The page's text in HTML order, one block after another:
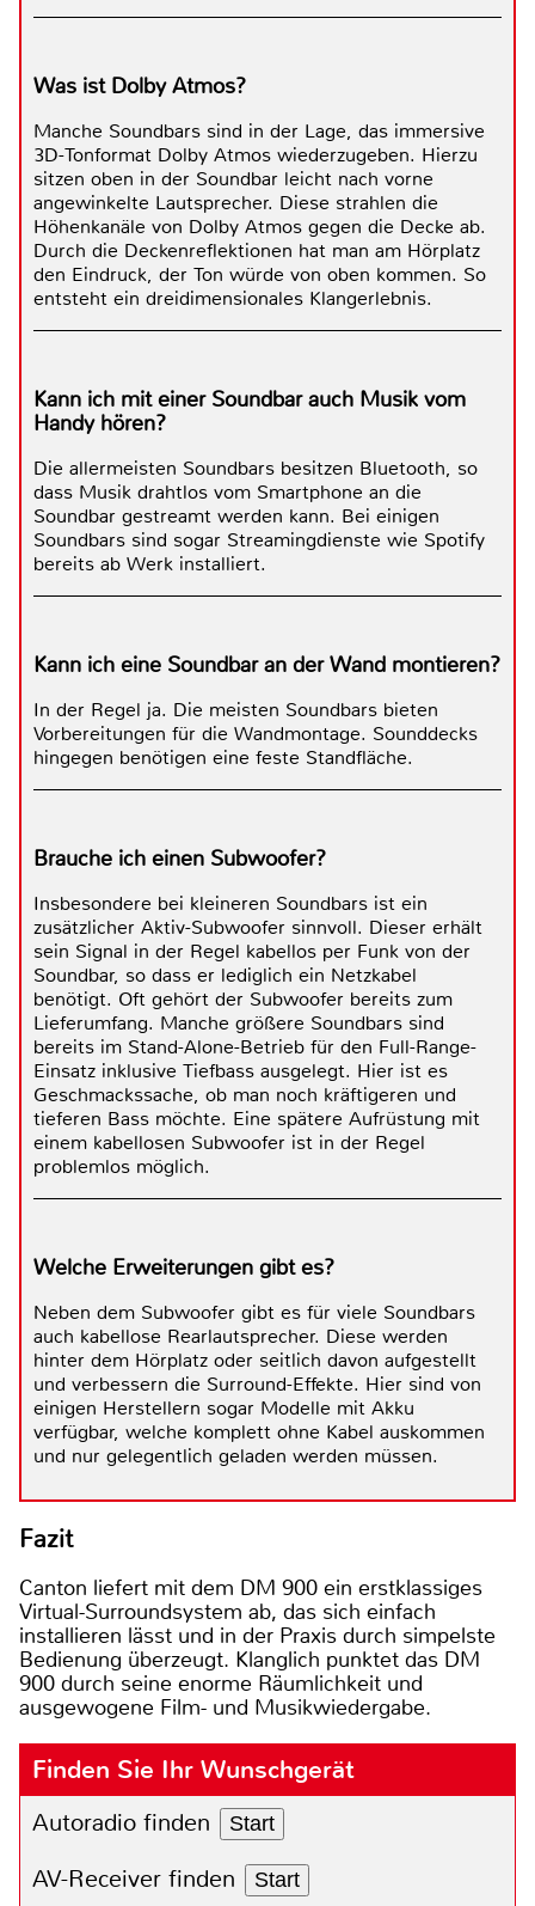
Was ist Dolby Atmos?
Manche Soundbars sind in der Lage, das immersive
3D-Tonformat Dolby Atmos wiederzugeben. Hierzu
sitzen oben in der Soundbar leicht nach vorne
angewinkelte Lautsprecher. Diese strahlen die
Höhenkanäle von Dolby Atmos gegen die Decke ab.
Durch die Deckenreflektionen hat man am Hörplatz
den Eindruck, der Ton würde von oben kommen. So
entsteht ein dreidimensionales Klangerlebnis.
Kann ich mit einer Soundbar auch Musik vom
Handy hören?
Die allermeisten Soundbars besitzen Bluetooth, so
dass Musik drahtlos vom Smartphone an die
Soundbar gestreamt werden kann. Bei einigen
Soundbars sind sogar Streamingdienste wie Spotify
bereits ab Werk installiert.
Kann ich eine Soundbar an der Wand montieren?
In der Regel ja. Die meisten Soundbars bieten
Vorbereitungen für die Wandmontage. Sounddecks
hingegen benötigen eine feste Standfläche.
Brauche ich einen Subwoofer?
Insbesondere bei kleineren Soundbars ist ein
zusätzlicher Aktiv-Subwoofer sinnvoll. Dieser erhält
sein Signal in der Regel kabellos per Funk von der
Soundbar, so dass er lediglich ein Netzkabel
benötigt. Oft gehört der Subwoofer bereits zum
Lieferumfang. Manche größere Soundbars sind
bereits im Stand-Alone-Betrieb für den Full-Range-
Einsatz inklusive Tiefbass ausgelegt. Hier ist es
Geschmackssache, ob man noch kräftigeren und
tieferen Bass möchte. Eine spätere Aufrüstung mit
einem kabellosen Subwoofer ist in der Regel
problemlos möglich.
Welche Erweiterungen gibt es?
Neben dem Subwoofer gibt es für viele Soundbars
auch kabellose Rearlautsprecher. Diese werden
hinter dem Hörplatz oder seitlich davon aufgestellt
und verbessern die Surround-Effekte. Hier sind von
einigen Herstellern sogar Modelle mit Akku
verfügbar, welche komplett ohne Kabel auskommen
und nur gelegentlich geladen werden müssen.
Fazit
Canton liefert mit dem DM 900 ein erstklassiges
Virtual-Surroundsystem ab, das sich einfach
installieren lässt und in der Praxis durch simpelste
Bedienung überzeugt. Klanglich punktet das DM
900 durch seine enorme Räumlichkeit und
ausgewogene Film- und Musikwiedergabe.
Finden Sie Ihr Wunschgerät
Autoradio finden Start
AV-Receiver finden Start